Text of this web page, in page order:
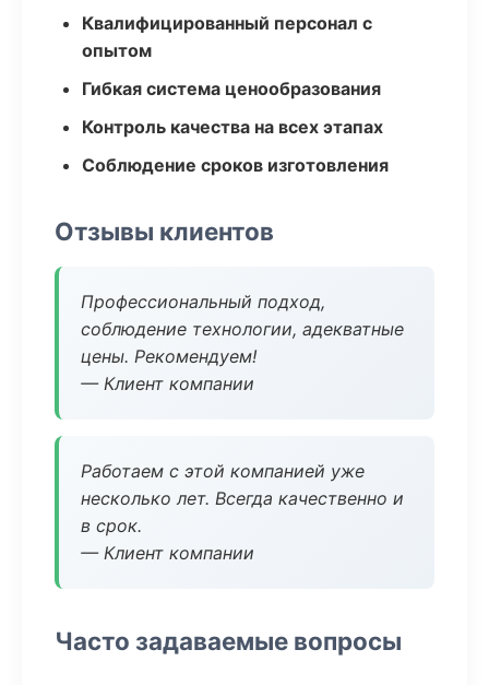
Квалифицированный персонал с
опытом
Гибкая система ценообразования
Контроль качества на всех этапах
Соблюдение сроков изготовления
Отзывы клиентов
Профессиональный подход,
соблюдение технологии, адекватные
цены. Рекомендуем!
— Клиент компании
Работаем с этой компанией уже
несколько лет. Всегда качественно и
в срок.
— Клиент компании
Часто задаваемые вопросы